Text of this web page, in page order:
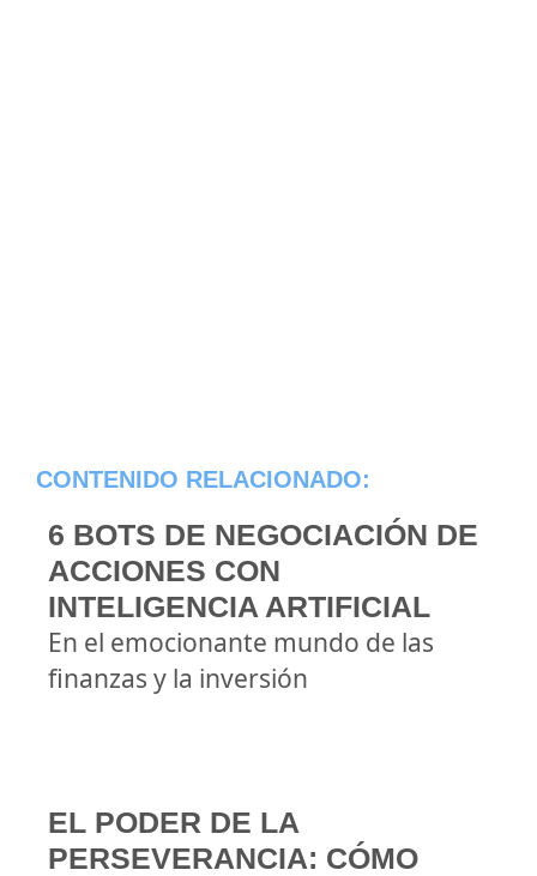
CONTENIDO RELACIONADO:
6 BOTS DE NEGOCIACIÓN DE
ACCIONES CON
INTELIGENCIA ARTIFICIAL
En el emocionante mundo de las
finanzas y la inversión
EL PODER DE LA
PERSEVERANCIA: CÓMO